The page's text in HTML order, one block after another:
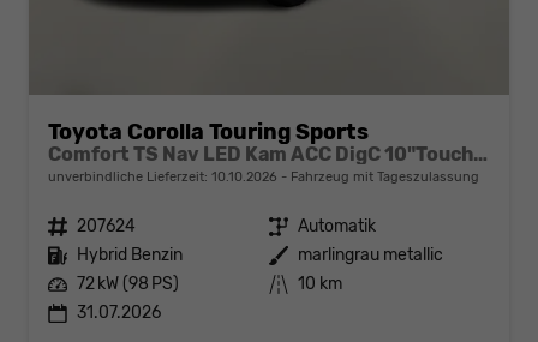
Toyota Corolla Touring Sports
Comfort TS Nav LED Kam ACC DigC 10"Touch NSW
unverbindliche Lieferzeit: 10.10.2026 Fahrzeug mit Tageszulassung
Fahrzeugnr. 207624 Getriebe Automatik
Kraftstoff Hybrid Benzin Außenfarbe marlingrau metallic
Leistung 72 kW (98 PS) Kilometerstand 10 km
31.07.2026